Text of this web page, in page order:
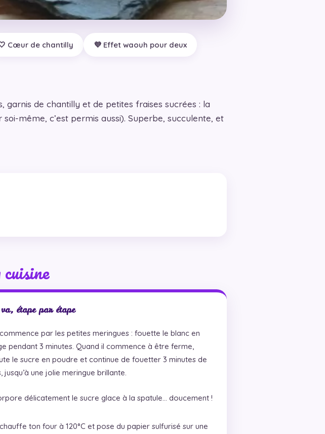
Cœur de chantilly 💜 Effet waouh pour deux
garnis de chantilly et de petites fraises sucrées : la
même, c’est permis aussi). Superbe, succulente, et
étape par étape
par les petites meringues : fouette le blanc en
pendant 3 minutes. Quand il commence à être ferme,
le sucre en poudre et continue de fouetter 3 minutes de
jusqu’à une jolie meringue brillante.
délicatement le sucre glace à la spatule… doucement !
ton four à 120°C et pose du papier sulfurisé sur une